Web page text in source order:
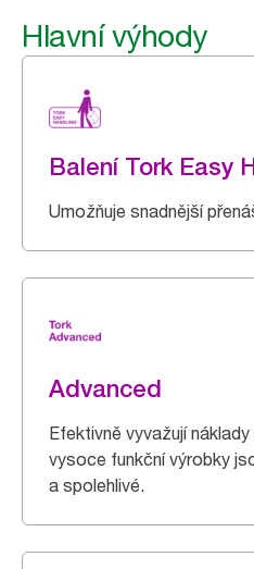
Hlavní výhody
Balení Tork Easy
Umožňuje snadnější
Advanced
Efektivně vyvažují
vysoce funkční výrobky
a spolehlivé.